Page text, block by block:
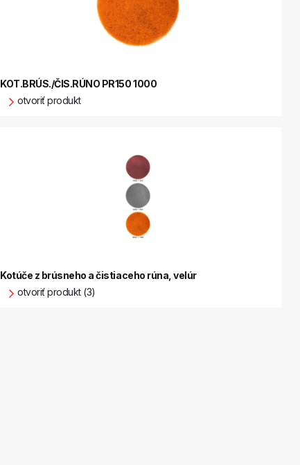
KOT.BRÚS./ČIS.RÚNO PR150 1000
otvoriť produkt
Kotúče z brúsneho a čistiaceho rúna, velúr
otvoriť produkt (3)